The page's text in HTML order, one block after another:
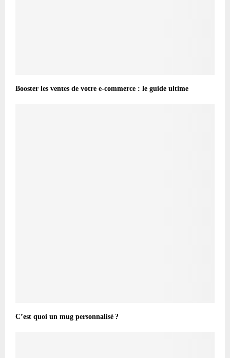
Booster les ventes de votre e-commerce : le guide ultime
C’est quoi un mug personnalisé ?